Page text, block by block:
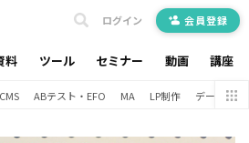
料 ツール セミナー 動画 講座
ログイン 会員登録
CMS ABテスト・EFO MA LP制作 データ分析